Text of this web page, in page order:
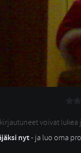
voivat
nyt- ja luo oma